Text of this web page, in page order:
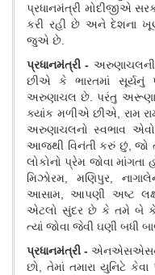
પ્રધાનમંત્રી મોદીજીએ
કરી રહી છે અને દેશના
જુએ છે.
પ્રધાનમંત્રી-
છીએ કે ભારતમાં
અરુણાચલ છે. પરંતુ
ક્યાંક મળીએ છીએ, રામ
અરુણાચલનો સ્વભાવ
આજથી વિનંતી કરું છું, જો તમે
લોકોનો પ્રેમ જોવા
મિઝોરમ, મણિપુર,
આસામ, આપણી અષ્ટ
એટલો સુંદર છે કે તમે બે કે
ત્યાં જોવા જેવી ઘણી બધી
પ્રધાનમંત્રી- એનએસએસની
છો, તેમાં તમારા યુનિટે